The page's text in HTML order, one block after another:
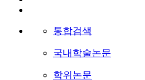
통합검색
국내학술논문
학위논문